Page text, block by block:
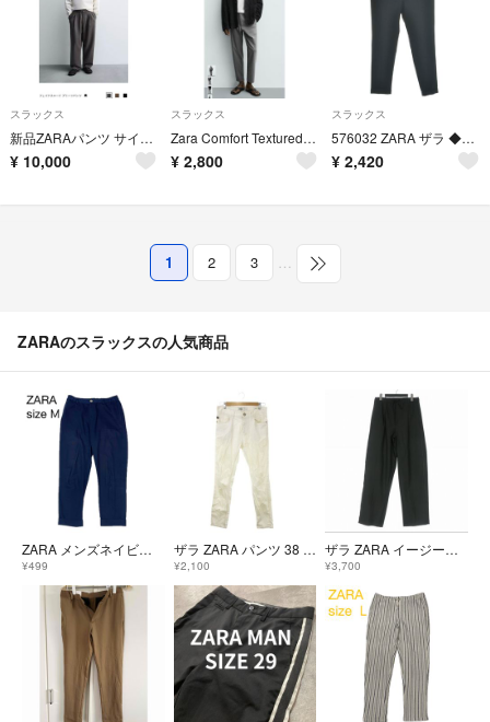
スラックス
新品ZARAパンツ サイズxl
¥ 10,000
スラックス
Zara Comfort Textured Chino Trousers 30
¥ 2,800
スラックス
576032 ZARA ザラ ◆スラックス パンツ ストレッチ サイズM メンズ ダークネイビー
¥ 2,420
1 2 3 …
ZARAのスラックスの人気商品
ZARA メンズネイビー テーパードトラウザーズ リゾートパンツ ウエストゴム
¥499
ザラ ZARA パンツ 38 SKINNY FIT 白 ホワイト 無地 長ズボン
¥2,100
ザラ ZARA イージーパンツ スラックス ドローコード S ブラック 黒
¥3,700